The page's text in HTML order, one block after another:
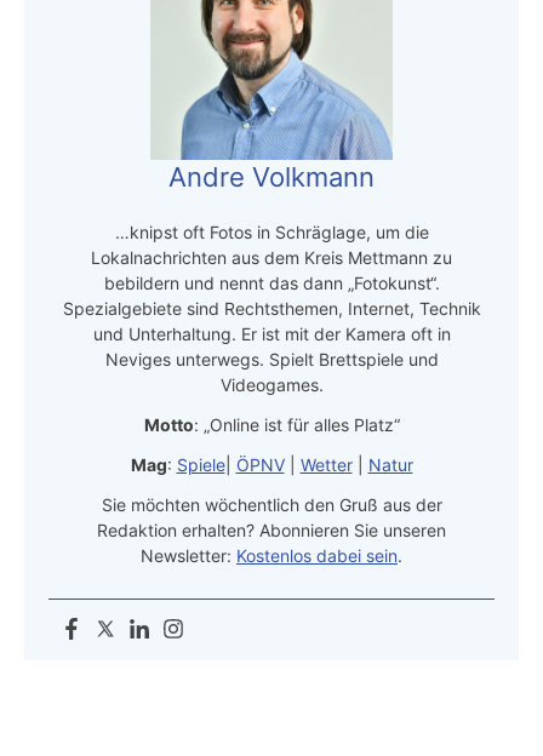
Andre Volkmann
…knipst oft Fotos in Schräglage, um die
Lokalnachrichten aus dem Kreis Mettmann zu
bebildern und nennt das dann „Fotokunst“.
Spezialgebiete sind Rechtsthemen, Internet, Technik
und Unterhaltung. Er ist mit der Kamera oft in
Neviges unterwegs. Spielt Brettspiele und
Videogames.
Motto: „Online ist für alles Platz“
Mag: Spiele| ÖPNV| Wetter| Natur
Sie möchten wöchentlich den Gruß aus der
Redaktion erhalten? Abonnieren Sie unseren
Newsletter: Kostenlos dabei sein.